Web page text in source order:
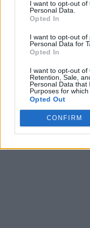
I want to opt-out of
Personal Data.
Opted In
I want to opt-out of
Personal Data for
Opted In
I want to opt-out of
Retention, Sale,
Personal Data that
Purposes for which
Opted Out
CONFIRM